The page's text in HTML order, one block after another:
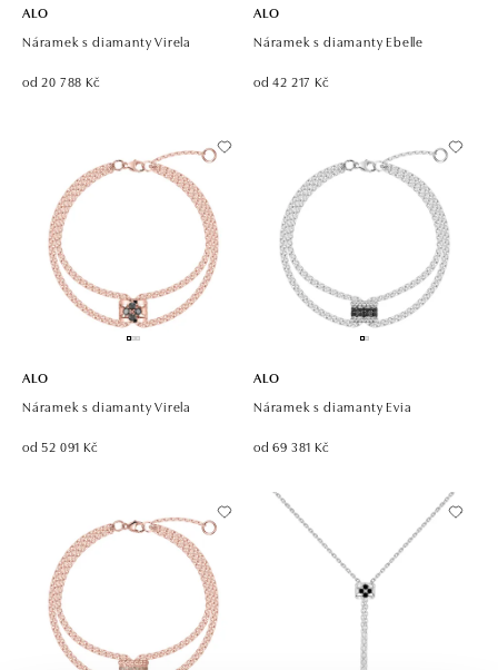
ALO
Náramek s diamanty Virela
od 20 788 Kč
ALO
Náramek s diamanty Ebelle
od 42 217 Kč
ALO
Náramek s diamanty Virela
od 52 091 Kč
ALO
Náramek s diamanty Evia
od 69 381 Kč